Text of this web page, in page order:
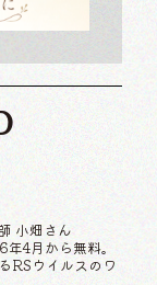
小畑さん
4月から無料。
RSウイルスのワ